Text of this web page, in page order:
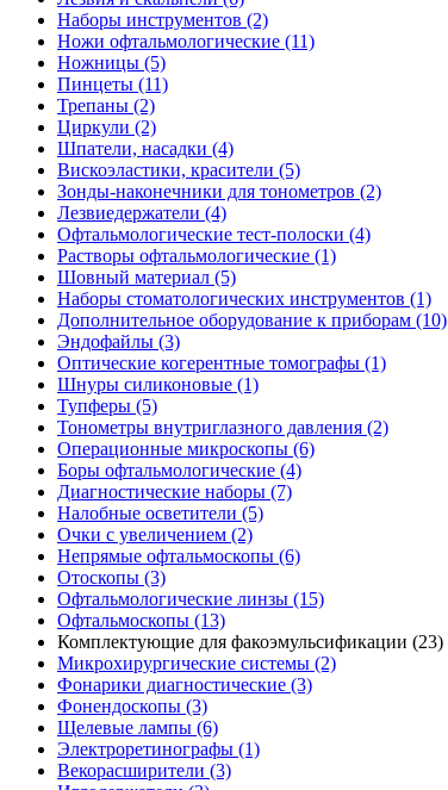
Наборы инструментов (2)
Ножи офтальмологические (11)
Ножницы (5)
Пинцеты (11)
Трепаны (2)
Циркули (2)
Шпатели, насадки (4)
Вискоэластики, красители (5)
Зонды-наконечники для тонометров (2)
Лезвиедержатели (4)
Офтальмологические тест-полоски (4)
Растворы офтальмологические (1)
Шовный материал (5)
Наборы стоматологических инструментов (1)
Дополнительное оборудование к приборам (10)
Эндофайлы (3)
Оптические когерентные томографы (1)
Шнуры силиконовые (1)
Тупферы (5)
Тонометры внутриглазного давления (2)
Операционные микроскопы (6)
Боры офтальмологические (4)
Диагностические наборы (7)
Налобные осветители (5)
Очки с увеличением (2)
Непрямые офтальмоскопы (6)
Отоскопы (3)
Офтальмологические линзы (15)
Офтальмоскопы (13)
Комплектующие для факоэмульсификации (23)
Микрохирургические системы (2)
Фонарики диагностические (3)
Фонендоскопы (3)
Щелевые лампы (6)
Электроретинографы (1)
Векорасширители (3)